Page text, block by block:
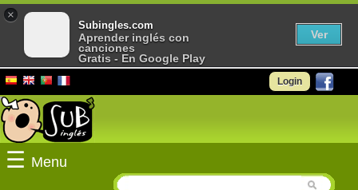
Login
☰ Menu
×
Subingles.com
Aprender inglés con
canciones
Gratis - En Google Play
Ver